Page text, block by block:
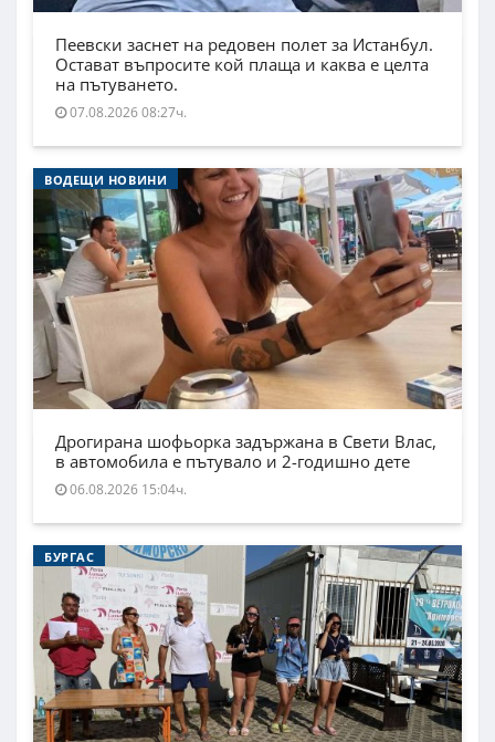
Пеевски заснет на редовен полет за Истанбул.
Остават въпросите кой плаща и каква е целта
на пътуването.
07.08.2026 08:27ч.
ВОДЕЩИ НОВИНИ
Дрогирана шофьорка задържана в Свети Влас,
в автомобила е пътувало и 2-годишно дете
06.08.2026 15:04ч.
БУРГАС